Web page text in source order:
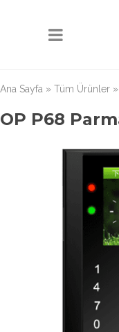
Ana Sayfa » Tüm Ürünler »
OP P68